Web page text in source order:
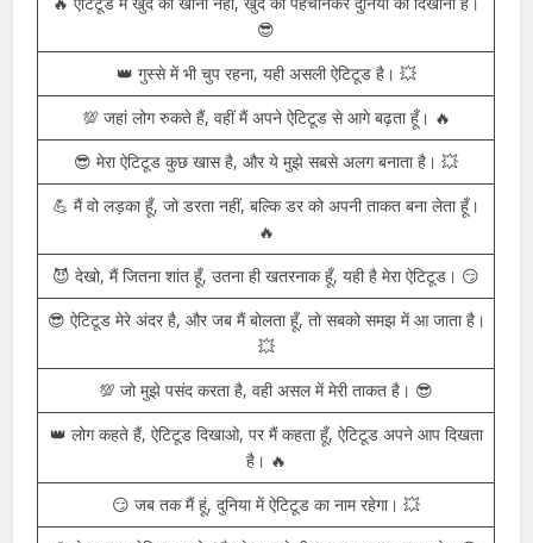
💥 जो लोग मुझे नहीं समझते, मैं उनसे कहता हूँ, समझने के लिए वक्त चाहिए।
😏
😈 कभी हार न मानने वाला ऐटिटूड मेरे अंदर है, यही मेरी सबसे बड़ी ताकत
है। 💪
🔥 ऐटिटूड में खुद को खोना नहीं, खुद को पहचानकर दुनिया को दिखाना है।
😎
👑 गुस्से में भी चुप रहना, यही असली ऐटिटूड है। 💥
💯 जहां लोग रुकते हैं, वहीं मैं अपने ऐटिटूड से आगे बढ़ता हूँ। 🔥
😎 मेरा ऐटिटूड कुछ खास है, और ये मुझे सबसे अलग बनाता है। 💥
💪 मैं वो लड़का हूँ, जो डरता नहीं, बल्कि डर को अपनी ताकत बना लेता हूँ।
🔥
😈 देखो, मैं जितना शांत हूँ, उतना ही खतरनाक हूँ, यही है मेरा ऐटिटूड। 😏
😎 ऐटिटूड मेरे अंदर है, और जब मैं बोलता हूँ, तो सबको समझ में आ जाता है।
💥